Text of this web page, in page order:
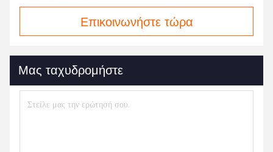
Επικοινωνήστε τώρα
Μας ταχυδρομήστε